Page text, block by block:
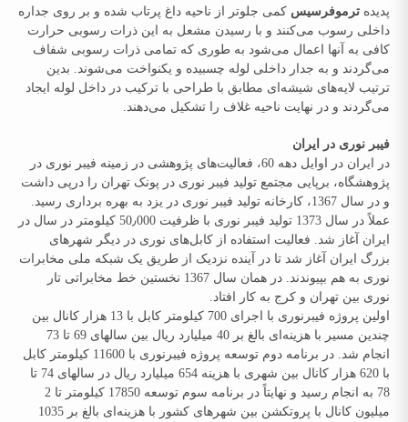
پدیده ترموفرسیس کمی جلوتر از ناحیه داغ پرتاب شده و بر روی جداره
داخلی رسوب می‌کنند و با رسیدن مشعل به این ذرات رسوبی حرارت
کافی به آنها اعمال می‌شود به طوری که تمامی ذرات رسوبی شفاف
می‌گردند و به جدار داخلی لوله چسبیده و یکنواخت می‌شوند. بدین
ترتیب لایه‌های شیشه‌ای مطابق با طراحی با ترکیب در داخل لوله ایجاد
می‌گردند و در نهایت ناحیه غلاف را تشکیل می‌دهند.
فیبر نوری در ایران
در ایران در اوایل دهه 60، فعالیت‌های پژوهشی در زمینه فیبر نوری در
پژوهشگاه، برپایی مجتمع تولید فیبر نوری در پونک تهران را درپی داشت
و در سال 1367، کارخانه تولید فیبر نوری در یزد به بهره برداری رسید.
عملاً در سال 1373 تولید فیبر نوری با ظرفیت 50٫000 کیلومتر در سال در
ایران آغاز شد. فعالیت استفاده از کابل‌های نوری در دیگر شهرهای
بزرگ ایران آغاز شد تا در آینده نزدیک از طریق یک شبکه ملی مخابرات
نوری به هم بپیوندند. در همان سال 1367 نخستین خط مخابراتی تار
نوری بین تهران و کرج به کار افتاد.
اولین پروژه فیبرنوری با اجرای 700 کیلومتر کابل با 13 هزار کانال بین
چندین مسیر با هزینه‌ای بالغ بر 40 میلیارد ریال بین سالهای 69 تا 73
انجام شد. در برنامه دوم توسعه پروژه فیبرنوری با 11600 کیلومتر کابل
با 620 هزار کانال بین شهری با هزینه 654 میلیارد ریال در سالهای 74 تا
78 به انجام رسید و نهایتاً در برنامه سوم توسعه 17850 کیلومتر تا 2
میلیون کانال با پروتکشن بین شهرهای کشور با هزینه‌ای بالغ بر 1035